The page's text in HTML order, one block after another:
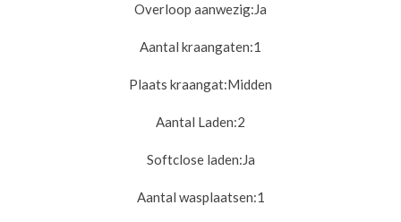
Overloop aanwezig:Ja
Aantal kraangaten:1
Plaats kraangat:Midden
Aantal Laden:2
Softclose laden:Ja
Aantal wasplaatsen:1